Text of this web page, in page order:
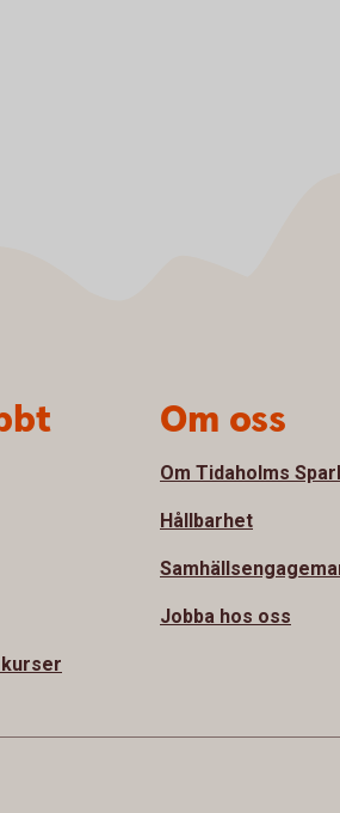
Om oss
Om Tidaholms
Hållbarhet
Jobba hos oss